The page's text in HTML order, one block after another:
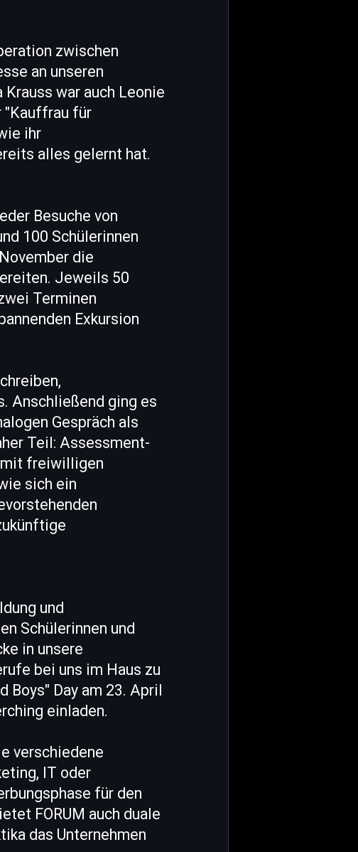
zwischen
an unseren
war auch Leonie
"Kauffrau für
ihr
alles gelernt hat.
Besuche von
100 Schülerinnen
die
Jeweils 50
Terminen
Exkursion
Anschließend ging es
Gespräch als
Teil: Assessment-
mit freiwilligen
sich ein
und
Schülerinnen und
in unsere
bei uns im Haus zu
Boys" Day am 23. April
einladen.
verschiedene
IT oder
für den
FORUM auch duale
das Unternehmen